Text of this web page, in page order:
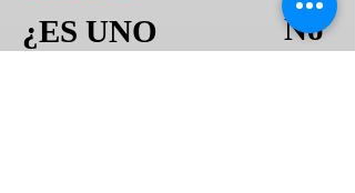
¿ES UNO
DE LOS50
No